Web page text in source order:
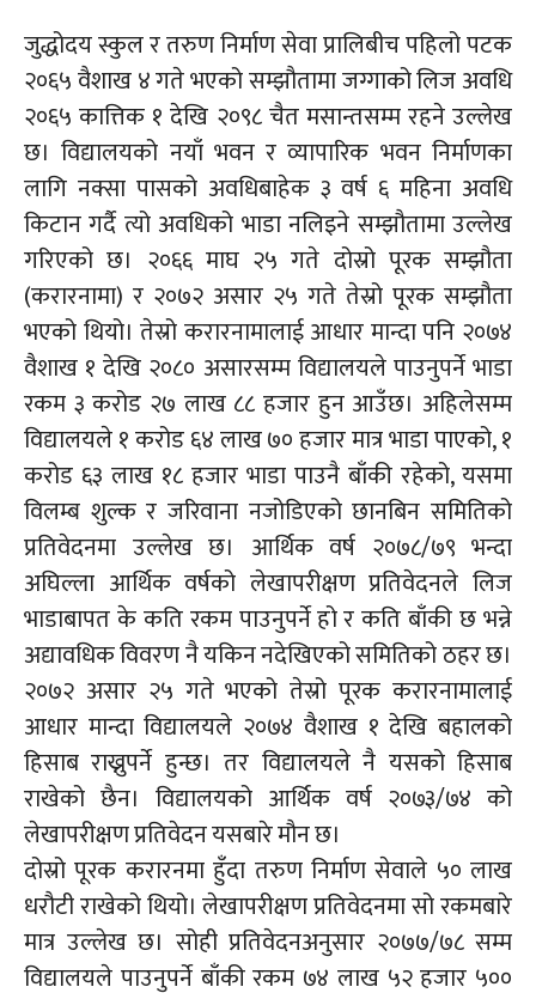
जुद्धोदय स्कुल र तरुण निर्माण सेवा प्रालिबीच पहिलो पटक
२०६५ वैशाख ४ गते भएको सम्झौतामा जग्गाको लिज अवधि
२०६५ कात्तिक १ देखि २०९८ चैत मसान्तसम्म रहने उल्लेख
छ। विद्यालयको नयाँ भवन र व्यापारिक भवन निर्माणका
लागि नक्सा पासको अवधिबाहेक ३ वर्ष ६ महिना अवधि
किटान गर्दै त्यो अवधिको भाडा नलिइने सम्झौतामा उल्लेख
गरिएको छ। २०६६ माघ २५ गते दोस्रो पूरक सम्झौता
(करारनामा) र २०७२ असार २५ गते तेस्रो पूरक सम्झौता
भएको थियो। तेस्रोकरारनामालाईआधार मान्दा पनि २०७४
वैशाख १ देखि २०८० असारसम्म विद्यालयले पाउनुपर्ने भाडा
रकम ३ करोड २७ लाख ८८ हजार हुन आउँछ। अहिलेसम्म
विद्यालयले १ करोड ६४ लाख ७० हजार मात्र भाडा पाएको, १
करोड ६३ लाख १८ हजार भाडा पाउनै बाँकी रहेको, यसमा
विलम्ब शुल्क र जरिवाना नजोडिएको छानबिन समितिको
प्रतिवेदनमा उल्लेख छ। आर्थिक वर्ष २०७८/७९ भन्दा
अघिल्ला आर्थिक वर्षको लेखापरीक्षण प्रतिवेदनले लिज
भाडाबापत के कति रकम पाउनुपर्ने हो र कति बाँकी छ भन्ने
अद्यावधिक विवरण नै यकिन नदेखिएको समितिको ठहर छ।
२०७२ असार २५ गते भएको तेस्रो पूरक करारनामालाई
आधार मान्दा विद्यालयले २०७४ वैशाख १ देखि बहालको
हिसाब राख्नुपर्ने हुन्छ। तर विद्यालयले नै यसको हिसाब
राखेको छैन। विद्यालयको आर्थिक वर्ष २०७३/७४ को
लेखापरीक्षण प्रतिवेदन यसबारे मौन छ।
दोस्रो पूरक करारनमाहुँदा तरुण निर्माण सेवाले ५० लाख
धरौटी राखेको थियो। लेखापरीक्षण प्रतिवेदनमा सो रकमबारे
मात्र उल्लेख छ। सोही प्रतिवेदनअनुसार २०७७/७८सम्म
विद्यालयले पाउनुपर्ने बाँकी रकम ७४ लाख ५२ हजार ५००